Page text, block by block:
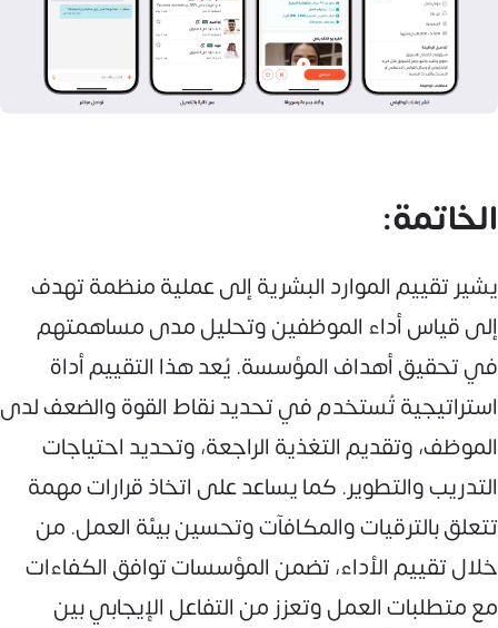
الخاتمة:
يشير تقييم الموارد البشرية إلى عملية منظمة تهدف
إلى قياس أداء الموظفين وتحليل مدى مساهمتهم
في تحقيق أهداف المؤسسة. يُعد هذا التقييم أداة
استراتيجية تُستخدم في تحديد نقاط القوة والضعف لدى
الموظف، وتقديم التغذية الراجعة، وتحديد احتياجات
التدريب والتطوير. كما يساعد على اتخاذ قرارات مهمة
تتعلق بالترقيات والمكافآت وتحسين بيئة العمل. من
خلال تقييم الأداء، تضمن المؤسسات توافق الكفاءات
مع متطلبات العمل وتعزز من التفاعل الإيجابي بين